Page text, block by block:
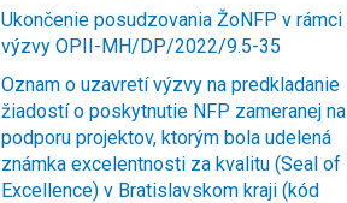
Ukončenie posudzovania ŽoNFP v rámci
výzvy OPII-MH/DP/2022/9.5-35
Oznam o uzavretí výzvy na predkladanie
žiadostí o poskytnutie NFP zameranej na
podporu projektov, ktorým bola udelená
známka excelentnosti za kvalitu (Seal of
Excellence) v Bratislavskom kraji (kód